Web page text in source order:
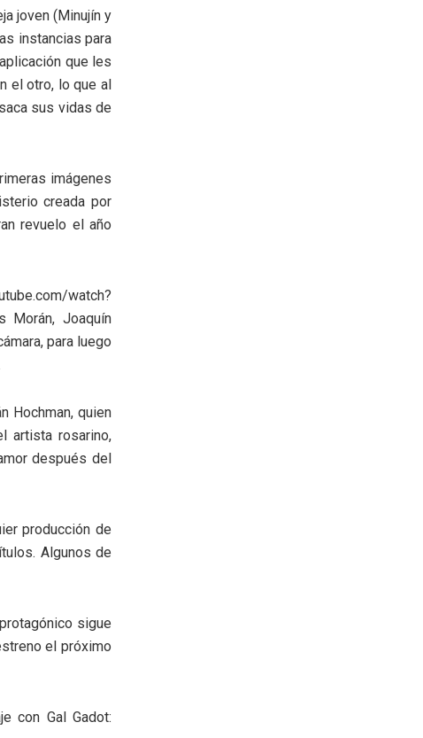
joven (Minujín y
instancias para
que les
el otro, lo que al
sus vidas de
imágenes
creada por
revuelo el año
watch?
Morán, Joaquín
para luego
Hochman, quien
artista rosarino,
después del
producción de
Algunos de
sigue
el próximo
con Gal Gadot: